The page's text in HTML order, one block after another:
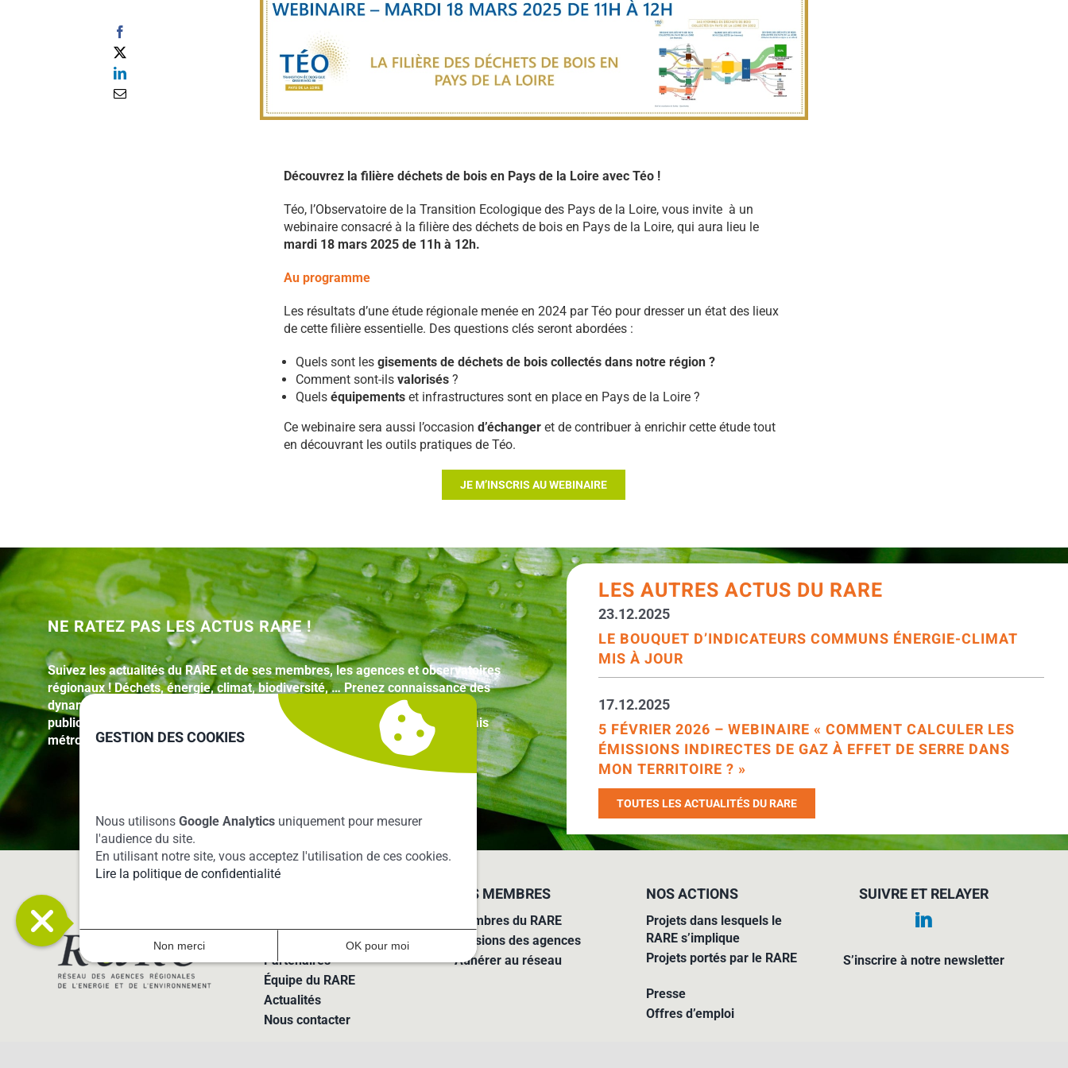
Découvrez la filière déchets de bois en Pays de la Loire avec Téo !
Téo, l’Observatoire de la Transition Ecologique des Pays de la Loire, vous invite à un
webinaire consacré à la filière des déchets de bois en Pays de la Loire, qui aura lieu le
mardi 18 mars 2025 de 11h à 12h.
Au programme
Les résultats d’une étude régionale menée en 2024 par Téo pour dresser un état des lieux
de cette filière essentielle. Des questions clés seront abordées :
Quels sont les gisements de déchets de bois collectés dans notre région ?
Comment sont-ils valorisés ?
Quels équipements et infrastructures sont en place en Pays de la Loire ?
Ce webinaire sera aussi l’occasion d’échanger et de contribuer à enrichir cette étude tout
en découvrant les outils pratiques de Téo.
JE M’INSCRIS AU WEBINAIRE
NE RATEZ PAS LES ACTUS RARE !
Suivez les actualités du RARE et de ses membres, les agences et observatoires
régionaux ! Déchets, énergie, climat, biodiversité, … Prenez connaissance des
dynamiques vertueuses auxquelles le RARE prend part, ses événements,
publications, et des projets saillants de ses membres sur le territoire français
métropolitain et d’outre-mer.
LES AUTRES ACTUS DU RARE
LE BOUQUET D’INDICATEURS COMMUNS ÉNERGIE-CLIMAT
MIS À JOUR
23.12.2025
5 FÉVRIER 2026 – WEBINAIRE « COMMENT CALCULER LES
ÉMISSIONS INDIRECTES DE GAZ À EFFET DE SERRE DANS
MON TERRITOIRE ? »
17.12.2025
TOUTES LES ACTUALITÉS DU RARE
Partenaires
Équipe du RARE
Actualités
Nous contacter
LES MEMBRES
Membres du RARE
Missions des agences
Adhérer au réseau
NOS ACTIONS
Projets dans lesquels le
RARE s’implique
Projets portés par le RARE
Presse
Offres d’emploi
SUIVRE ET RELAYER
S’inscrire à notre newsletter
GESTION DES COOKIES
Nous utilisons Google Analytics uniquement pour mesurer
l'audience du site.
En utilisant notre site, vous acceptez l'utilisation de ces cookies.
Lire la politique de confidentialité
Non merci OK pour moi